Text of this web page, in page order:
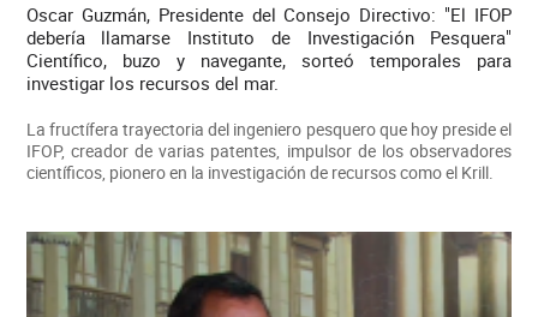
Oscar Guzmán, Presidente del Consejo Directivo: "El IFOP
debería llamarse Instituto de Investigación Pesquera"
Científico, buzo y navegante, sorteó temporales para
investigar los recursos del mar.
La fructífera trayectoria del ingeniero pesquero que hoy preside el
IFOP, creador de varias patentes, impulsor de los observadores
científicos, pionero en la investigación de recursos como el Krill.